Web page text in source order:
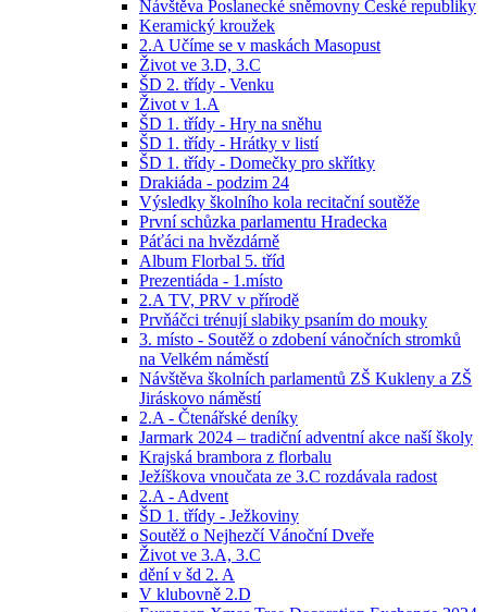
Návštěva Poslanecké sněmovny České republiky
Keramický kroužek
2.A Učíme se v maskách Masopust
Život ve 3.D, 3.C
ŠD 2. třídy - Venku
Život v 1.A
ŠD 1. třídy - Hry na sněhu
ŠD 1. třídy - Hrátky v listí
ŠD 1. třídy - Domečky pro skřítky
Drakiáda - podzim 24
Výsledky školního kola recitační soutěže
První schůzka parlamentu Hradecka
Páťáci na hvězdárně
Album Florbal 5. tříd
Prezentiáda - 1.místo
2.A TV, PRV v přírodě
Prvňáčci trénují slabiky psaním do mouky
3. místo - Soutěž o zdobení vánočních stromků
na Velkém náměstí
Návštěva školních parlamentů ZŠ Kukleny a ZŠ
Jiráskovo náměstí
2.A - Čtenářské deníky
Jarmark 2024 – tradiční adventní akce naší školy
Krajská brambora z florbalu
Ježíškova vnoučata ze 3.C rozdávala radost
2.A - Advent
ŠD 1. třídy - Ježkoviny
Soutěž o Nejhezčí Vánoční Dveře
Život ve 3.A, 3.C
dění v šd 2. A
V klubovně 2.D